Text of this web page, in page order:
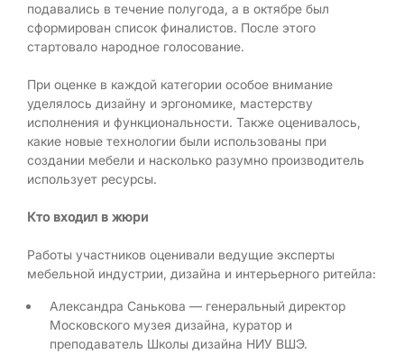
подавались в течение полугода, а в октябре был
сформирован список финалистов. После этого
стартовало народное голосование.
При оценке в каждой категории особое внимание
уделялось дизайну и эргономике, мастерству
исполнения и функциональности. Также оценивалось,
какие новые технологии были использованы при
создании мебели и насколько разумно производитель
использует ресурсы.
Кто входил в жюри
Работы участников оценивали ведущие эксперты
мебельной индустрии, дизайна и интерьерного ритейла:
Александра Санькова — генеральный директор
Московского музея дизайна, куратор и
преподаватель Школы дизайна НИУ ВШЭ.